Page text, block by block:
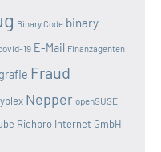
Binary Code binary
19 E-Mail Finanzagenten
Fraud
Nepper openSUSE
Richpro Internet GmbH